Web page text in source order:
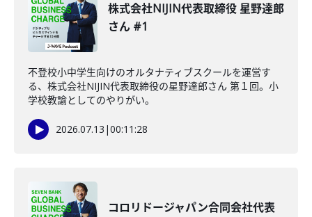
株式会社NIJIN代表取締役 星野達郎
さん #1
不登校小中学生向けのオルタナティブスクールを運営す
る、株式会社NIJIN代表取締役の星野達郎さん 第１回。小
学校教諭としてのやりがい。
2026.07.13 |00:11:28
コロリドージャパン合同会社代表